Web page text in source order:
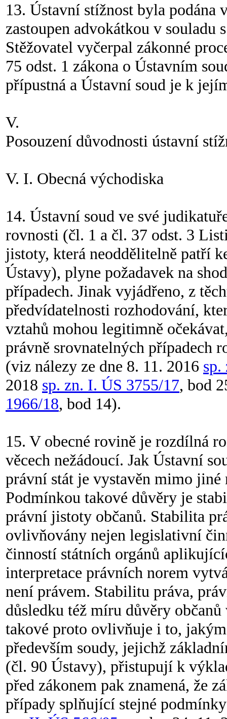
13. Ústavní stížnost byla podána
zastoupen advokátkou v souladu
Stěžovatel vyčerpal zákonné
75 odst. 1 zákona o Ústavním
přípustná a Ústavní soud je k
V.
Posouzení důvodnosti ústavní
V. I. Obecná východiska
14. Ústavní soud ve své
rovnosti (čl. 1 a čl. 37 odst. 3
jistoty, která neoddělitelně patří
Ústavy), plyne požadavek na
případech. Jinak vyjádřeno, z
předvídatelnosti rozhodování,
vztahů mohou legitimně
právně srovnatelných případech
(viz nálezy ze dne 8. 11. 2016
2018 sp. zn. I. ÚS 3755/17, bod
1966/18, bod 14).
15. V obecné rovině je rozdílná
věcech nežádoucí. Jak Ústavní
právní stát je vystavěn mimo jiné
Podmínkou takové důvěry je
právní jistoty občanů. Stabilita
ovlivňovány nejen legislativní
činností státních orgánů
interpretace právních norem
není právem. Stabilitu práva,
důsledku též míru důvěry
takové proto ovlivňuje i to,
především soudy, jejichž
(čl. 90 Ústavy), přistupují k
před zákonem pak znamená, že
případy splňující stejné